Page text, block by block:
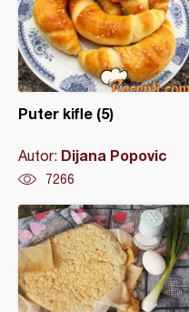
Puter kifle (5)
Autor: Dijana Popovic
7266